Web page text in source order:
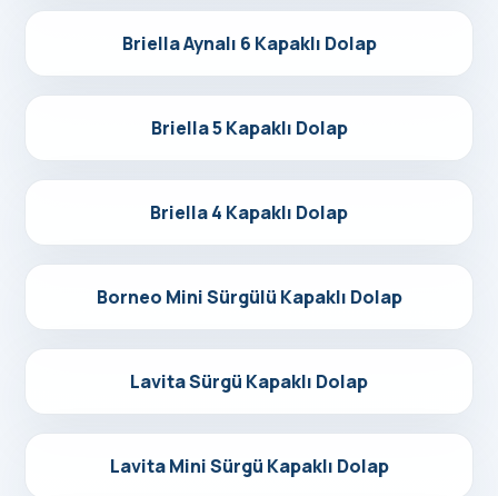
Detayları Gör
Briella Aynalı 6 Kapaklı Dolap
Detayları Gör
Briella 5 Kapaklı Dolap
Detayları Gör
Briella 4 Kapaklı Dolap
Detayları Gör
Borneo Mini Sürgülü Kapaklı Dolap
Detayları Gör
Lavita Sürgü Kapaklı Dolap
Detayları Gör
Lavita Mini Sürgü Kapaklı Dolap